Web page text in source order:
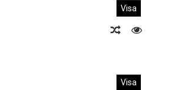
Visa
Visa